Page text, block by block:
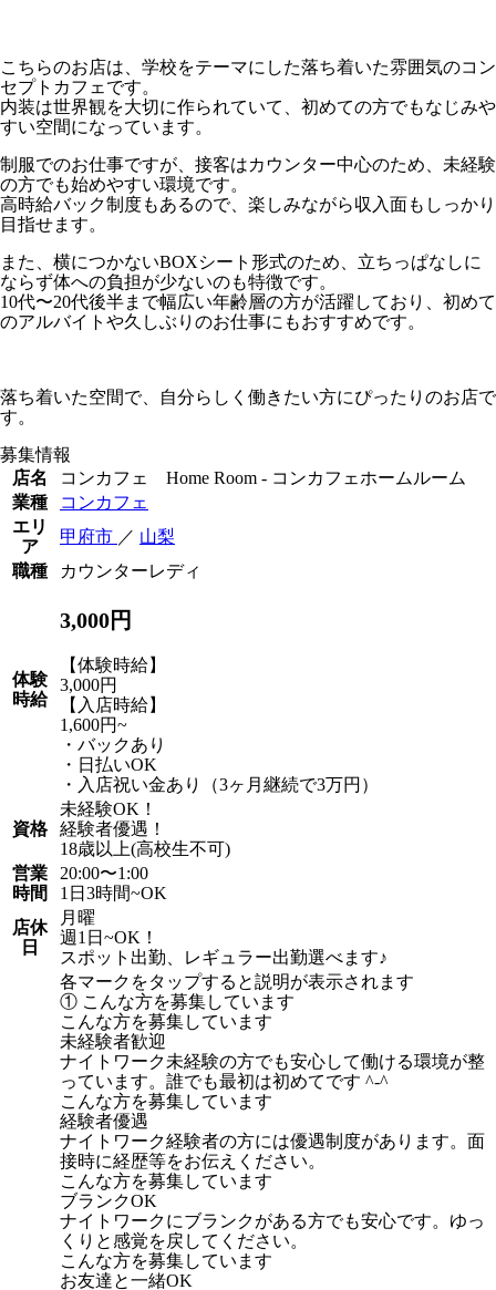
こちらのお店は、学校をテーマにした落ち着いた雰囲気のコン
セプトカフェです。
内装は世界観を大切に作られていて、初めての方でもなじみや
すい空間になっています。
制服でのお仕事ですが、接客はカウンター中心のため、未経験
の方でも始めやすい環境です。
高時給バック制度もあるので、楽しみながら収入面もしっかり
目指せます。
また、横につかないBOXシート形式のため、立ちっぱなしに
ならず体への負担が少ないのも特徴です。
10代〜20代後半まで幅広い年齢層の方が活躍しており、初めて
のアルバイトや久しぶりのお仕事にもおすすめです。
落ち着いた空間で、自分らしく働きたい方にぴったりのお店で
す。
募集情報
店名
コンカフェ Home Room - コンカフェホームルーム
業種
コンカフェ
エリ
ア
甲府市 ／ 山梨
職種
カウンターレディ
体験
時給
3,000円
【体験時給】
3,000円
【入店時給】
1,600円~
・バックあり
・日払いOK
・入店祝い金あり（3ヶ月継続で3万円）
資格
未経験OK！
経験者優遇！
18歳以上(高校生不可)
営業
時間
20:00〜1:00
1日3時間~OK
店休
日
月曜
週1日~OK！
スポット出勤、レギュラー出勤選べます♪
各マークをタップすると説明が表示されます
① こんな方を募集しています
こんな方を募集しています
未経験者歓迎
ナイトワーク未経験の方でも安心して働ける環境が整
っています。誰でも最初は初めてです ^-^
こんな方を募集しています
経験者優遇
ナイトワーク経験者の方には優遇制度があります。面
接時に経歴等をお伝えください。
こんな方を募集しています
ブランクOK
ナイトワークにブランクがある方でも安心です。ゆっ
くりと感覚を戻してください。
こんな方を募集しています
お友達と一緒OK